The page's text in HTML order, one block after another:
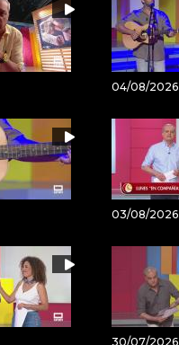
04/08/2026
03/08/2026
30/07/2026